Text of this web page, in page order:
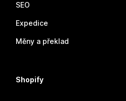
SEO
Expedice
Měny a překlad
Shopify